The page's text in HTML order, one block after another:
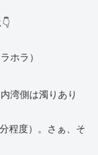
ホラ）
湾側は濁りあり
程度）。さぁ、そ